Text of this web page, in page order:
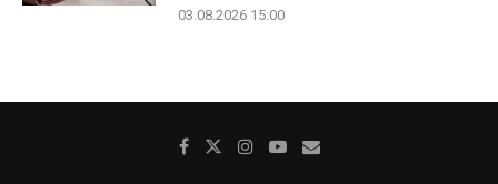
03.08.2026 15:00